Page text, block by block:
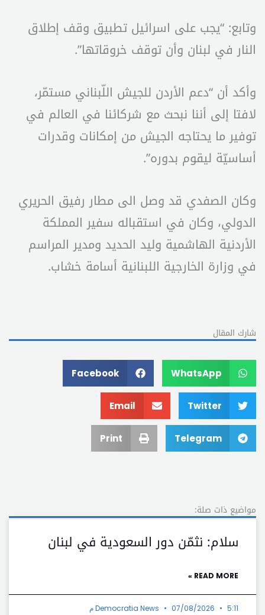
وتابع: “يجب على اسرائيل تطبيق وقف إطلاق
النار في لبنان وأن توقف خروقاتها”.
وأكد أن “دعم الأردن للجيش اللّبناني مستمّر،
لافتا إلى أننا نبحث مع شركائنا في العالم في
توفير ما يحتاجه الجيش من إمكانات وقدرات
أساسيّة ليقوم بدوره”.
وكان الصفدي قد وصل الى مطار رفيق الحريري
الدولي، وكان في استقباله سفير المملكة
الأردنية الهاشمية وليد الحديد ومدير المراسم
في وزارة الخارجية اللبنانية أسامة خشاب.
شارك المقال
WhatsApp
Facebook
Twitter
Email
Telegram
Print
مواضيع ذات صلة:
سلام: نثمّن دور السعودية في لبنان
READ MORE »
Democratia News 07/08/2026 5:11 م